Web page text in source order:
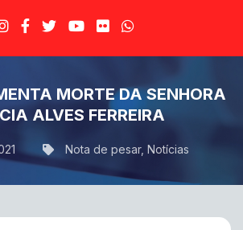
MORTE DA SENHORA
ALVES FERREIRA
Nota de pesar, Notícias